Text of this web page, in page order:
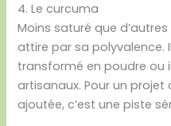
4. Le curcuma
Moins saturé que
attire par sa polyvalence.
transformé en poudre ou
artisanaux. Pour un
ajoutée, c’est une piste